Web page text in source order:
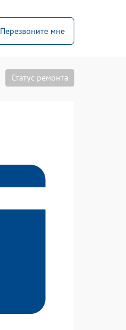
Перезвоните мне
Статус ремонта